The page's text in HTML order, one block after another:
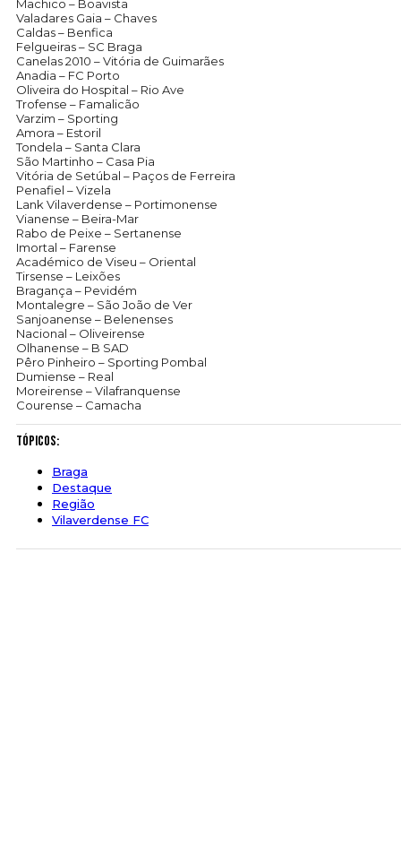
Machico – Boavista
Valadares Gaia – Chaves
Caldas – Benfica
Felgueiras – SC Braga
Canelas 2010 – Vitória de Guimarães
Anadia – FC Porto
Oliveira do Hospital – Rio Ave
Trofense – Famalicão
Varzim – Sporting
Amora – Estoril
Tondela – Santa Clara
São Martinho – Casa Pia
Vitória de Setúbal – Paços de Ferreira
Penafiel – Vizela
Lank Vilaverdense – Portimonense
Vianense – Beira-Mar
Rabo de Peixe – Sertanense
Imortal – Farense
Académico de Viseu – Oriental
Tirsense – Leixões
Bragança – Pevidém
Montalegre – São João de Ver
Sanjoanense – Belenenses
Nacional – Oliveirense
Olhanense – B SAD
Pêro Pinheiro – Sporting Pombal
Dumiense – Real
Moreirense – Vilafranquense
Courense – Camacha
Tópicos:
Braga
Destaque
Região
Vilaverdense FC